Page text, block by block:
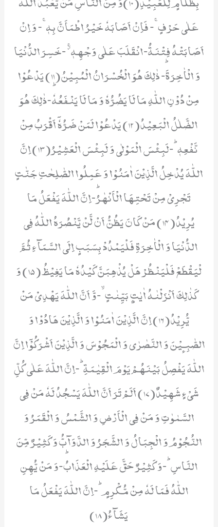
عَلٰى حَرْفٍۚ- فَاِنْ اَصَابَهٗ خَیْرُ اطْمَاَنَّ بِهٖۚ- وَ اِنْ
اَصَابَتْهُ فِتْنَةُ-انْقَلَبَ عَلٰى وَجْهِهٖ۫ۚ -خَسِرَ الدُّنْیَا
وَ الْاٰخِرَةَؕ- ذٰلِكَ هُوَ الْخُسْرَانُ الْمُبِیْنُ(11) یَدْعُوْا
مِنْ دُوْنِ اللّٰهِ مَا لَا یَضُرُّهٗ وَ مَا لَا یَنْفَعُهٗؕ-ذٰلِكَ هُوَ
الضَّلٰلُ الْبَعِیْدُ(12) یَدْعُوْا لَمَنْ ضَرُّهٗۤ اَقْرَبُ مِنْ
نَّفْعِهٖؕ-لَبِئْسَ الْمَوْلٰى وَ لَبِئْسَ الْعَشِیْرُ(13) اِنَّ
اللّٰهَ یُدْخِلُ الَّذِیْنَ اٰمَنُوْا وَ عَمِلُوا الصّٰلِحٰتِ جَنّٰتٍ
تَجْرِیْ مِنْ تَحْتِهَا الْاَنْهٰرُؕ-اِنَّ اللّٰهَ یَفْعَلُ مَا
یُرِیْدُ(14) مَنْ كَانَ یَظُنُّ اَنْ لَّنْ یَّنْصُرَهُ اللّٰهُ فِی
الدُّنْیَا وَ الْاٰخِرَةِ فَلْیَمْدُدْ بِسَبَبٍ اِلَى السَّمَآءِ ثُمَّ
لْیَقْطَعْ فَلْیَنْظُرْ هَلْ یُذْهِبَنَّ كَیْدُهٗ مَا یَغِیْظُ(15) وَ
كَذٰلِكَ اَنْزَلْنٰهُ اٰیٰتٍۭ بَیِّنٰتٍۙ-وَّ اَنَّ اللّٰهَ یَهْدِیْ مَنْ
یُّرِیْدُ(16) اِنَّ الَّذِیْنَ اٰمَنُوْا وَ الَّذِیْنَ هَادُوْا وَ
الصّٰبِـٕیْنَ وَ النَّصٰرٰى وَ الْمَجُوْسَ وَ الَّذِیْنَ اَشْرَكُوْۤا اِنَّ
اللّٰهَ یَفْصِلُ بَیْنَهُمْ یَوْمَ الْقِیٰمَةِؕ-اِنَّ اللّٰهَ عَلٰى كُلِّ
شَیْءٍ شَهِیْدٌ(17) اَلَمْ تَرَ اَنَّ اللّٰهَ یَسْجُدُ لَهٗ مَنْ فِی
السَّمٰوٰتِ وَ مَنْ فِی الْاَرْضِ وَ الشَّمْسُ وَ الْقَمَرُ وَ
النُّجُوْمُ وَ الْجِبَالُ وَ الشَّجَرُ وَ الدَّوَآبُّ وَ كَثِیْرٌ مِّنَ
النَّاسِؕ-وَ كَثِیْرٌ حَقَّ عَلَیْهِ الْعَذَابُؕ-وَ مَنْ یُّهِنِ
اللّٰهُ فَمَا لَهٗ مِنْ مُّكْرِمٍؕ-اِنَّ اللّٰهَ یَفْعَلُ مَا
یَشَآءُ(18)